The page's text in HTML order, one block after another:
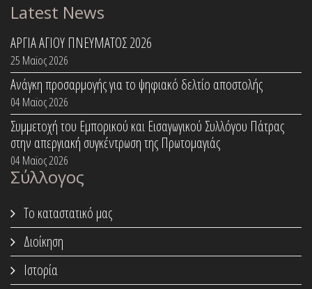
Latest News
ΑΡΓΙΑ ΑΓΙΟΥ ΠΝΕΥΜΑΤΟΣ 2026
25 Μαϊος 2026
Ανάγκη προσαρμογής για το ψηφιακό δελτίο αποστολής
04 Μαϊος 2026
Συμμετοχή του Εμπορικού και Εισαγωγικού Συλλόγου Πάτρας
στην απεργιακή συγκέντρωση της Πρωτομαγιάς
04 Μαϊος 2026
Σύλλογος
Το καταστατικό μας
Διοίκηση
Ιστορία